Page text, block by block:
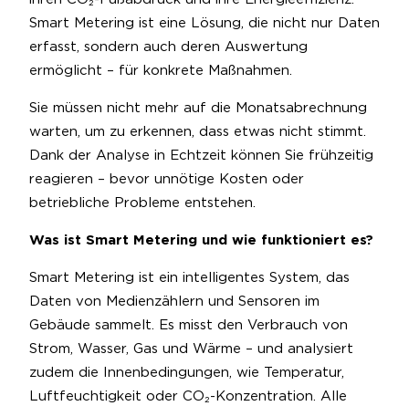
Smart Metering ist eine Lösung, die nicht nur Daten
erfasst, sondern auch deren Auswertung
ermöglicht – für konkrete Maßnahmen.
Sie müssen nicht mehr auf die Monatsabrechnung
warten, um zu erkennen, dass etwas nicht stimmt.
Dank der Analyse in Echtzeit können Sie frühzeitig
reagieren – bevor unnötige Kosten oder
betriebliche Probleme entstehen.
Was ist Smart Metering und wie funktioniert es?
Smart Metering ist ein intelligentes System, das
Daten von Medienzählern und Sensoren im
Gebäude sammelt. Es misst den Verbrauch von
Strom, Wasser, Gas und Wärme – und analysiert
zudem die Innenbedingungen, wie Temperatur,
Luftfeuchtigkeit oder CO₂-Konzentration. Alle